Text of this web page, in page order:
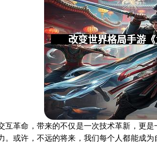
互革命，带来的不仅是一次技术革新，更
。或许，不远的将来，我们每个人都能成为